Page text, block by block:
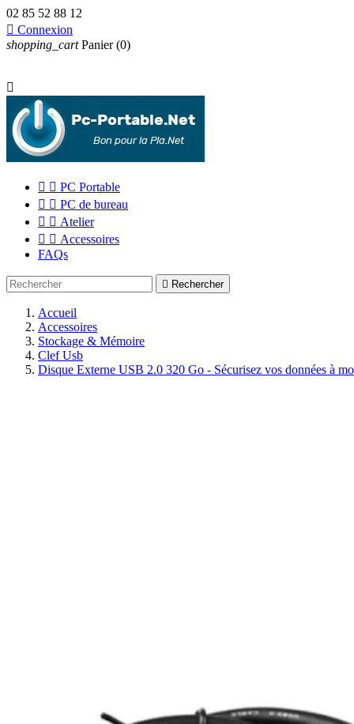
02 85 52 88 12
 Connexion
shopping_cart Panier (0)

  PC Portable
  PC de bureau
  Atelier
  Accessoires
FAQs
 Rechercher
Accueil
Accessoires
Stockage & Mémoire
Clef Usb
Disque Externe USB 2.0 320 Go - Sécurisez vos données à